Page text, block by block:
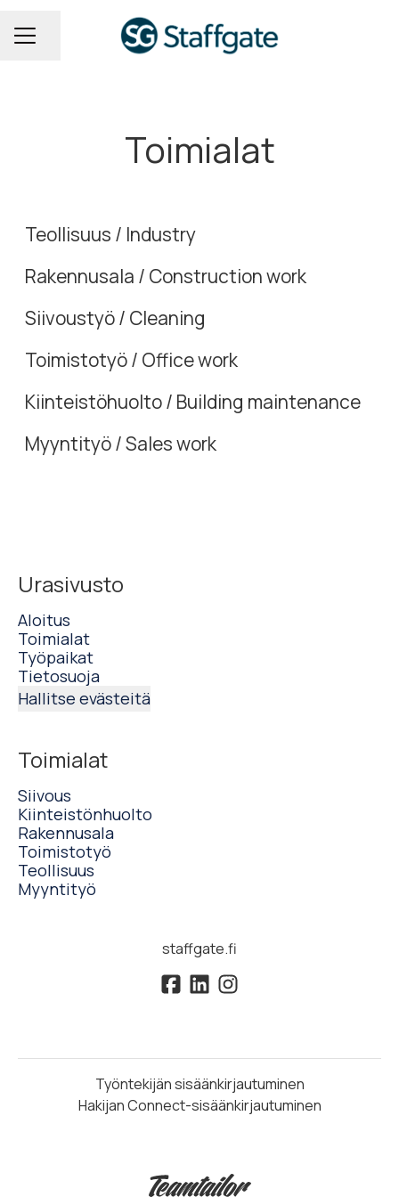
Uravalikko
Jaa sivu
Toimialat
Teollisuus / Industry
Rakennusala / Construction work
Siivoustyö / Cleaning
Toimistotyö / Office work
Kiinteistöhuolto / Building maintenance
Myyntityö / Sales work
Urasivusto
Aloitus
Toimialat
Työpaikat
Tietosuoja
Hallitse evästeitä
Toimialat
Siivous
Kiinteistönhuolto
Rakennusala
Toimistotyö
Teollisuus
Myyntityö
staffgate.fi
Työntekijän sisäänkirjautuminen
Hakijan Connect-sisäänkirjautuminen